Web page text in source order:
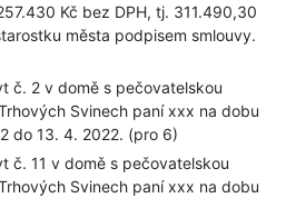
Kč bez DPH, tj. 311.490,30
města podpisem smlouvy.
č. 2 v domě s pečovatelskou
Svinech paní xxx na dobu
do 13. 4. 2022. (pro 6)
č. 11 v domě s pečovatelskou
Svinech paní xxx na dobu